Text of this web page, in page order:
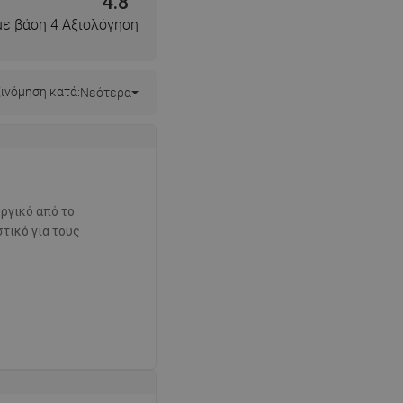
βάση 4 Αξιολόγηση
κατά:Νεότερα
από το
για τους